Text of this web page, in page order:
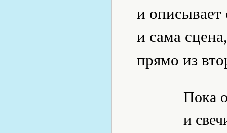
и
и сама
прямо из
Пока
и